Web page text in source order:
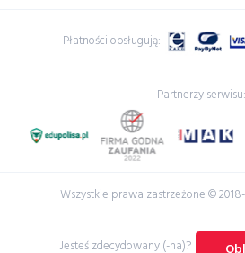
Płatności obsługują:
Partnerzy serwisu:
Wszystkie prawa zastrzeżone ©
Jesteś zdecydowany (-na)?